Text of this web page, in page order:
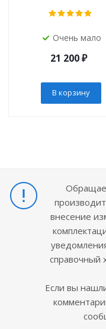
Очень мало
21 200₽
В корзину
внесение
справочный
Если вы